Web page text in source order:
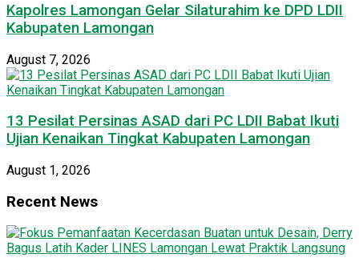
Kapolres Lamongan Gelar Silaturahim ke DPD LDII
Kabupaten Lamongan
August 7, 2026
13 Pesilat Persinas ASAD dari PC LDII Babat Ikuti
Ujian Kenaikan Tingkat Kabupaten Lamongan
August 1, 2026
Recent News